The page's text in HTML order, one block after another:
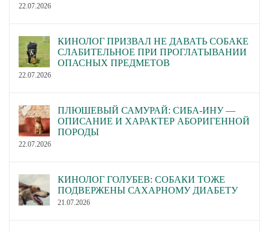
22.07.2026
КИНОЛОГ ПРИЗВАЛ НЕ ДАВАТЬ СОБАКЕ
СЛАБИТЕЛЬНОЕ ПРИ ПРОГЛАТЫВАНИИ
ОПАСНЫХ ПРЕДМЕТОВ
22.07.2026
ПЛЮШЕВЫЙ САМУРАЙ: СИБА-ИНУ —
ОПИСАНИЕ И ХАРАКТЕР АБОРИГЕННОЙ
ПОРОДЫ
22.07.2026
КИНОЛОГ ГОЛУБЕВ: СОБАКИ ТОЖЕ
ПОДВЕРЖЕНЫ САХАРНОМУ ДИАБЕТУ
21.07.2026